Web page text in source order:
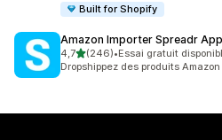
Built for Shopify
Amazon Importer Spreadr App
4,7étoile(s) sur 5
(246)
246 avis au total
•Essai gratuit
Dropshippez des produits